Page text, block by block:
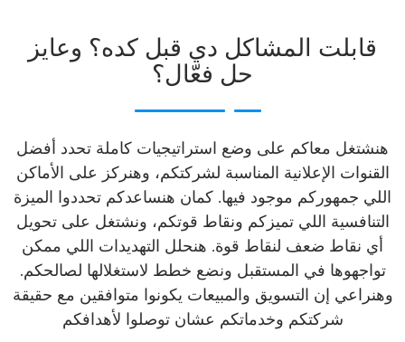
قابلت المشاكل دي قبل كده؟ وعايز
حل فعّال؟
هنشتغل معاكم على وضع استراتيجيات كاملة تحدد أفضل
القنوات الإعلانية المناسبة لشركتكم، وهنركز على الأماكن
اللي جمهوركم موجود فيها. كمان هنساعدكم تحددوا الميزة
التنافسية اللي تميزكم ونقاط قوتكم، ونشتغل على تحويل
أي نقاط ضعف لنقاط قوة. هنحلل التهديدات اللي ممكن
تواجهوها في المستقبل ونضع خطط لاستغلالها لصالحكم.
وهنراعي إن التسويق والمبيعات يكونوا متوافقين مع حقيقة
شركتكم وخدماتكم عشان توصلوا لأهدافكم